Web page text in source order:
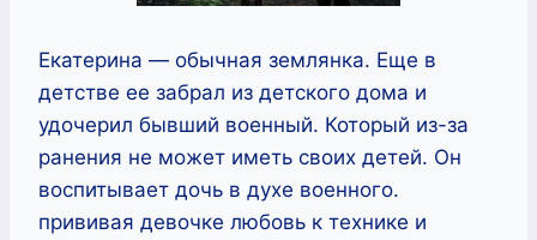
Екатерина — обычная землянка. Еще в
детстве ее забрал из детского дома и
удочерил бывший военный. Который из-за
ранения не может иметь своих детей. Он
воспитывает дочь в духе военного.
прививая девочке любовь к технике и